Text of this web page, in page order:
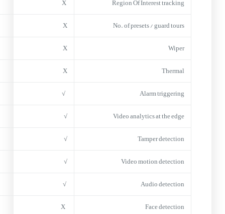
Region Of Interest tracking
No. of presets / guard tours
X
Wiper
X
Thermal
X
Alarm triggering
√
Video analytics at the edge
√
Tamper detection
√
Video motion detection
√
Audio detection
√
Face detection
X